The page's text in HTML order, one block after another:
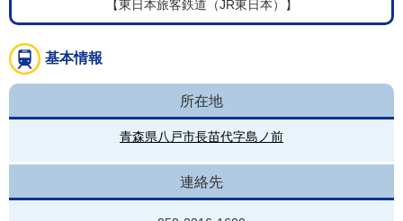
【東日本旅客鉄道（JR東日本）】
基本情報
所在地
青森県八戸市長苗代字島ノ前
連絡先